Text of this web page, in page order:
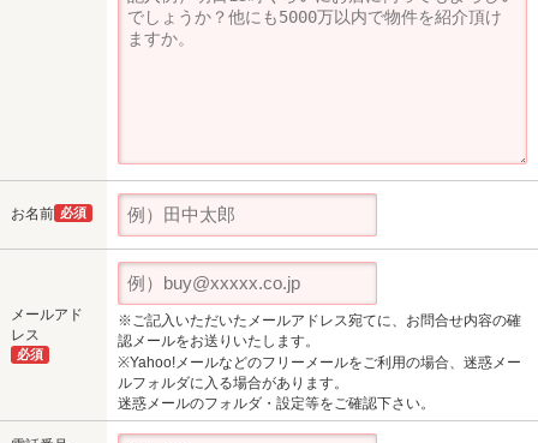
お名前 必須
メールアド
レス
必須
※ご記入いただいたメールアドレス宛てに、お問合せ内容の確
認メールをお送りいたします。
※Yahoo!メールなどのフリーメールをご利用の場合、迷惑メー
ルフォルダに入る場合があります。
迷惑メールのフォルダ・設定等をご確認下さい。